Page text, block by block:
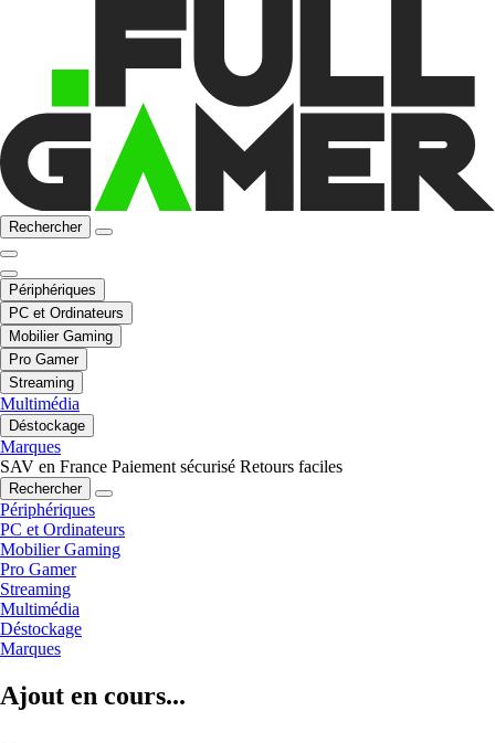
Rechercher
Périphériques
PC et Ordinateurs
Mobilier Gaming
Pro Gamer
Streaming
Multimédia
Déstockage
Marques
SAV en France Paiement sécurisé Retours faciles
Rechercher
Périphériques
PC et Ordinateurs
Mobilier Gaming
Pro Gamer
Streaming
Multimédia
Déstockage
Marques
Ajout en cours...